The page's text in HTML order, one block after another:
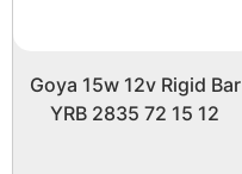
Goya 15w 12v Rigid Bar
YRB 2835 72 15 12